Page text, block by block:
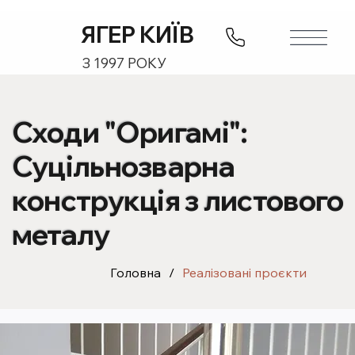
ЯГЕР КИЇВ
З 1997 РОКУ
Сходи "Оригамі":
Суцільнозварна
конструкція з листового
металу
Головна / Реалізовані проєкти